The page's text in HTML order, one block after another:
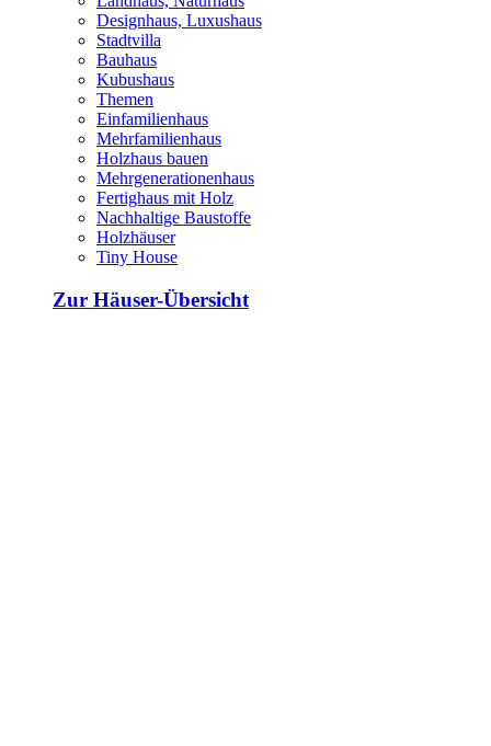
Designhaus, Luxushaus
Stadtvilla
Bauhaus
Kubushaus
Themen
Einfamilienhaus
Mehrfamilienhaus
Holzhaus bauen
Mehrgenerationenhaus
Fertighaus mit Holz
Nachhaltige Baustoffe
Holzhäuser
Tiny House
Zur Häuser-Übersicht